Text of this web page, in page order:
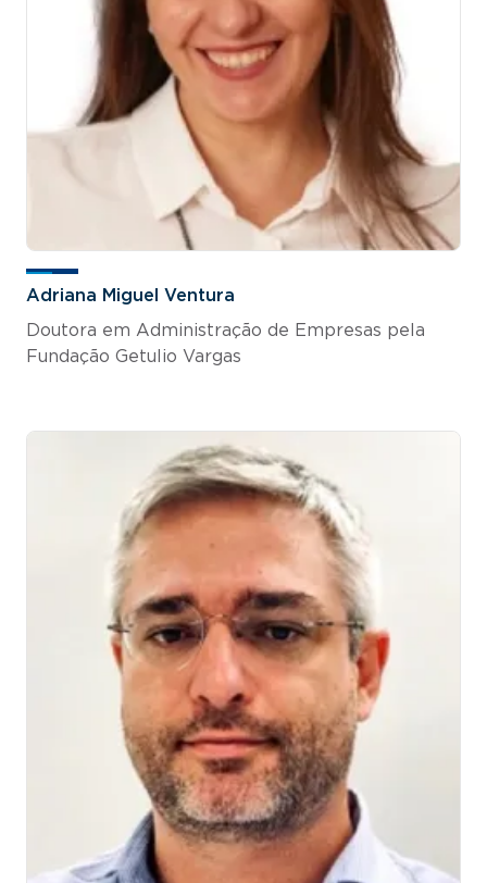
Adriana Miguel Ventura
Doutora em Administração de Empresas pela
Fundação Getulio Vargas